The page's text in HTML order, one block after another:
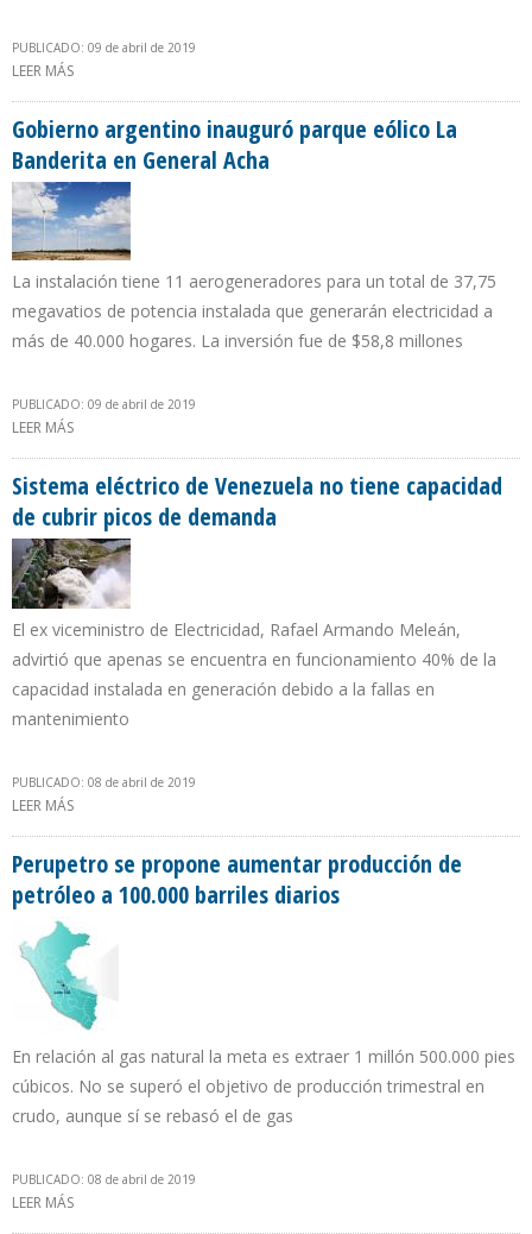
PUBLICADO: 09 de abril de 2019
LEER MÁS
Gobierno argentino inauguró parque eólico La
Banderita en General Acha
La instalación tiene 11 aerogeneradores para un total de 37,75
megavatios de potencia instalada que generarán electricidad a
más de 40.000 hogares. La inversión fue de $58,8 millones
PUBLICADO: 09 de abril de 2019
LEER MÁS
Sistema eléctrico de Venezuela no tiene capacidad
de cubrir picos de demanda
El ex viceministro de Electricidad, Rafael Armando Meleán,
advirtió que apenas se encuentra en funcionamiento 40% de la
capacidad instalada en generación debido a la fallas en
mantenimiento
PUBLICADO: 08 de abril de 2019
LEER MÁS
Perupetro se propone aumentar producción de
petróleo a 100.000 barriles diarios
En relación al gas natural la meta es extraer 1 millón 500.000 pies
cúbicos. No se superó el objetivo de producción trimestral en
crudo, aunque sí se rebasó el de gas
PUBLICADO: 08 de abril de 2019
LEER MÁS